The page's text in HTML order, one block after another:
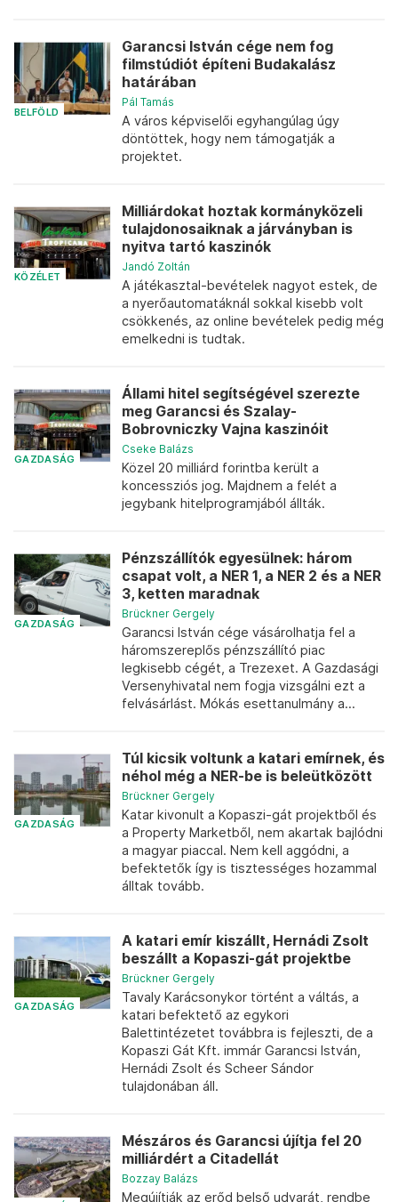
BELFÖLD
Garancsi István cége nem fog
filmstúdiót építeni Budakalász
határában
Pál Tamás
A város képviselői egyhangúlag úgy
döntöttek, hogy nem támogatják a
projektet.
KÖZÉLET
Milliárdokat hoztak kormányközeli
tulajdonosaiknak a járványban is
nyitva tartó kaszinók
Jandó Zoltán
A játékasztal-bevételek nagyot estek, de
a nyerőautomatáknál sokkal kisebb volt
csökkenés, az online bevételek pedig még
emelkedni is tudtak.
GAZDASÁG
Állami hitel segítségével szerezte
meg Garancsi és Szalay-
Bobrovniczky Vajna kaszinóit
Cseke Balázs
Közel 20 milliárd forintba került a
koncessziós jog. Majdnem a felét a
jegybank hitelprogramjából állták.
GAZDASÁG
Pénzszállítók egyesülnek: három
csapat volt, a NER 1, a NER 2 és a NER
3, ketten maradnak
Brückner Gergely
Garancsi István cége vásárolhatja fel a
háromszereplős pénzszállító piac
legkisebb cégét, a Trezexet. A Gazdasági
Versenyhivatal nem fogja vizsgálni ezt a
felvásárlást. Mókás esettanulmány a...
GAZDASÁG
Túl kicsik voltunk a katari emírnek, és
néhol még a NER-be is beleütközött
Brückner Gergely
Katar kivonult a Kopaszi-gát projektből és
a Property Marketből, nem akartak bajlódni
a magyar piaccal. Nem kell aggódni, a
befektetők így is tisztességes hozammal
álltak tovább.
GAZDASÁG
A katari emír kiszállt, Hernádi Zsolt
beszállt a Kopaszi-gát projektbe
Brückner Gergely
Tavaly Karácsonykor történt a váltás, a
katari befektető az egykori
Balettintézetet továbbra is fejleszti, de a
Kopaszi Gát Kft. immár Garancsi István,
Hernádi Zsolt és Scheer Sándor
tulajdonában áll.
Mészáros és Garancsi újítja fel 20
milliárdért a Citadellát
Bozzay Balázs
Megújítják az erőd belső udvarát, rendbe